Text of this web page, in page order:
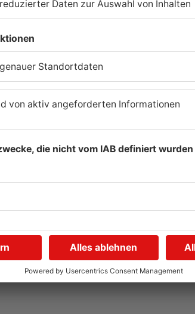
Gute Nachrichten für
06.08.2026, 11:33 UHR IN MAIN-KINZIG-KREIS